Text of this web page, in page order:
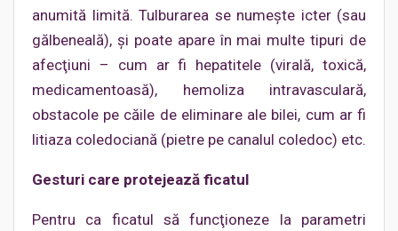
anumită limită. Tulburarea se numeşte icter (sau
gălbeneală), şi poate apare în mai multe tipuri de
afecţiuni – cum ar fi hepatitele (virală, toxică,
medicamentoasă), hemoliza intravasculară,
obstacole pe căile de eliminare ale bilei, cum ar fi
litiaza coledociană (pietre pe canalul coledoc) etc.
Gesturi care protejează ficatul
Pentru ca ficatul să funcţioneze la parametri